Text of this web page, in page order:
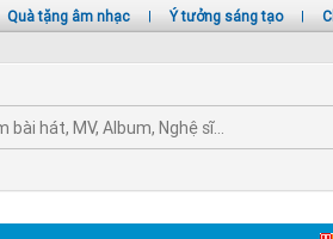
Quà tặng âm nhạc | Ý tưởng sáng tạo |